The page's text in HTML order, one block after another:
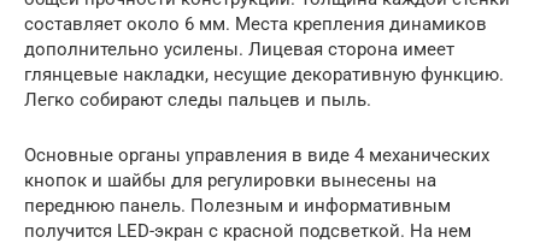
составляет около 6 мм. Места крепления динамиков
дополнительно усилены. Лицевая сторона имеет
глянцевые накладки, несущие декоративную функцию.
Легко собирают следы пальцев и пыль.
Основные органы управления в виде 4 механических
кнопок и шайбы для регулировки вынесены на
переднюю панель. Полезным и информативным
получится LED-экран с красной подсветкой. На нем